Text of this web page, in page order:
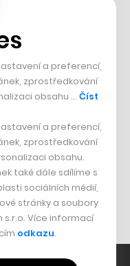
a preferencí,
zprostředkování
obsahu … Číst
a preferencí,
zprostředkování
obsahu.
také dále sdílíme s
sociálních médií,
stránky a soubory
s.r.o. Více informací
odkazu.